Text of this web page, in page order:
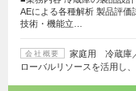
AEによる各種解析 製品評
技術・機能立…
会社概要
家庭用 冷蔵庫
ローバルリソースを活用し